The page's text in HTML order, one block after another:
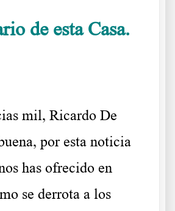
de esta Casa.
Ricardo De
por esta noticia
has ofrecido en
se derrota a los